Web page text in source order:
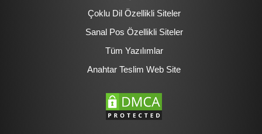
Çoklu Dil Özellikli Siteler
Sanal Pos Özellikli Siteler
Tüm Yazılımlar
Anahtar Teslim Web Site